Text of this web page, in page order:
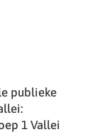
publieke
1 Vallei